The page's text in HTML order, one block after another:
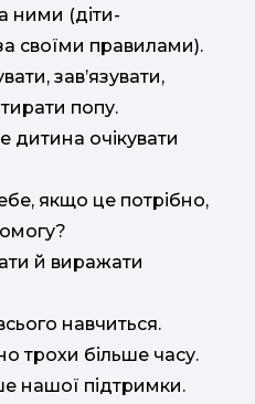
ними (діти-
своїми правилами).
зав’язувати,
попу.
дитина очікувати
якщо це потрібно,
й виражати
навчиться.
трохи більше часу.
нашої підтримки.